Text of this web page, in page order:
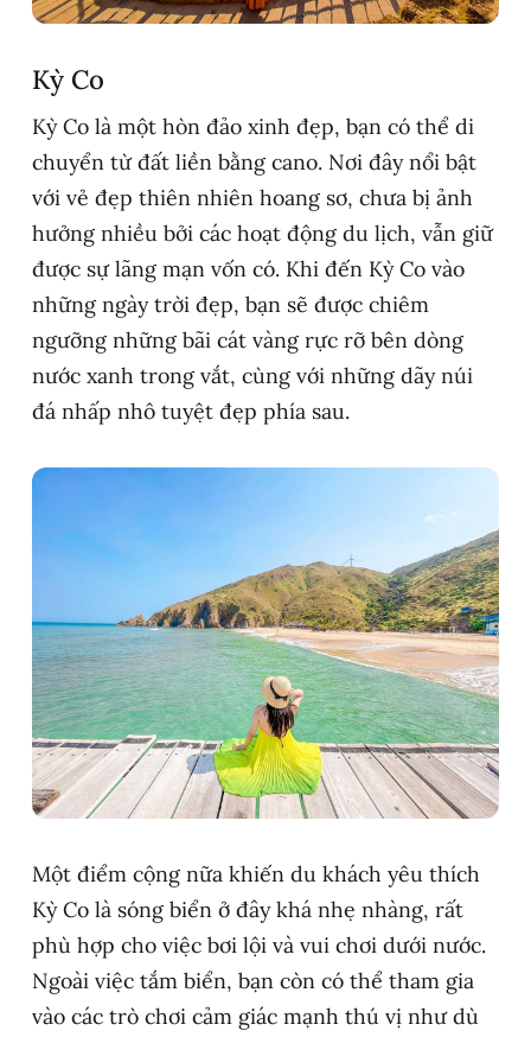
Kỳ Co
Kỳ Co là một hòn đảo xinh đẹp, bạn có thể di
chuyển từ đất liền bằng cano. Nơi đây nổi bật
với vẻ đẹp thiên nhiên hoang sơ, chưa bị ảnh
hưởng nhiều bởi các hoạt động du lịch, vẫn giữ
được sự lãng mạn vốn có. Khi đến Kỳ Co vào
những ngày trời đẹp, bạn sẽ được chiêm
ngưỡng những bãi cát vàng rực rỡ bên dòng
nước xanh trong vắt, cùng với những dãy núi
đá nhấp nhô tuyệt đẹp phía sau.
Một điểm cộng nữa khiến du khách yêu thích
Kỳ Co là sóng biển ở đây khá nhẹ nhàng, rất
phù hợp cho việc bơi lội và vui chơi dưới nước.
Ngoài việc tắm biển, bạn còn có thể tham gia
vào các trò chơi cảm giác mạnh thú vị như dù